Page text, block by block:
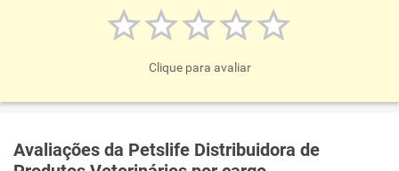
Clique para avaliar
Avaliações da Petslife Distribuidora de